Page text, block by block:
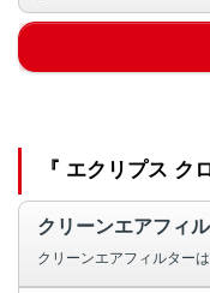
『 エクリプス ク
クリーンエアフィ